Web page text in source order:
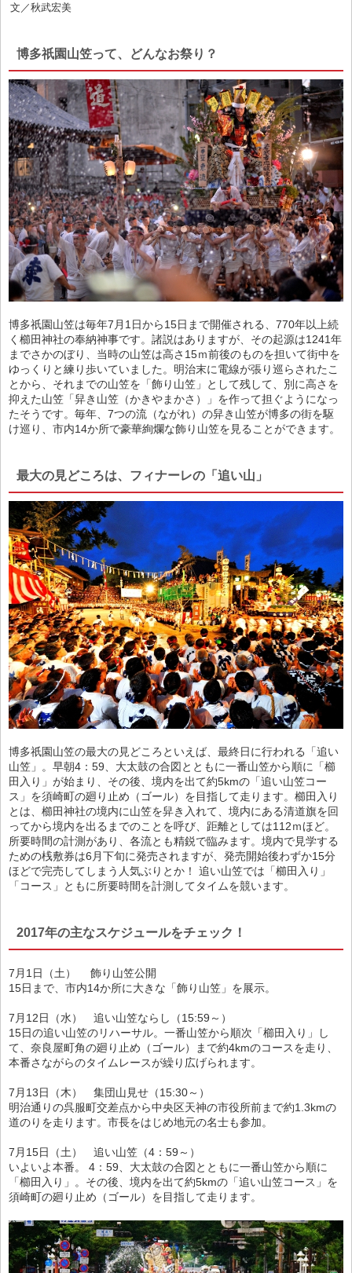
文／秋武宏美
博多祇園山笠って、どんなお祭り？
博多祇園山笠は毎年7月1日から15日まで開催される、770年以上続
く櫛田神社の奉納神事です。諸説はありますが、その起源は1241年
までさかのぼり、当時の山笠は高さ15ｍ前後のものを担いて街中を
ゆっくりと練り歩いていました。明治末に電線が張り巡らされたこ
とから、それまでの山笠を「飾り山笠」として残して、別に高さを
抑えた山笠「舁き山笠（かきやまかさ）」を作って担ぐようになっ
たそうです。毎年、7つの流（ながれ）の舁き山笠が博多の街を駆
け巡り、市内14か所で豪華絢爛な飾り山笠を見ることができます。
最大の見どころは、フィナーレの「追い山」
博多祇園山笠の最大の見どころといえば、最終日に行われる「追い
山笠」。早朝4：59、大太鼓の合図とともに一番山笠から順に「櫛
田入り」が始まり、その後、境内を出て約5kmの「追い山笠コー
ス」を須崎町の廻り止め（ゴール）を目指して走ります。櫛田入り
とは、櫛田神社の境内に山笠を舁き入れて、境内にある清道旗を回
ってから境内を出るまでのことを呼び、距離としては112ｍほど。
所要時間の計測があり、各流とも精鋭で臨みます。境内で見学する
ための桟敷券は6月下旬に発売されますが、発売開始後わずか15分
ほどで完売してしまう人気ぶりとか！ 追い山笠では「櫛田入り」
「コース」ともに所要時間を計測してタイムを競います。
2017年の主なスケジュールをチェック！
7月1日（土） 飾り山笠公開
15日まで、市内14か所に大きな「飾り山笠」を展示。
7月12日（水） 追い山笠ならし（15:59～）
15日の追い山笠のリハーサル。一番山笠から順次「櫛田入り」し
て、奈良屋町角の廻り止め（ゴール）まで約4kmのコースを走り、
本番さながらのタイムレースが繰り広げられます。
7月13日（木） 集団山見せ（15:30～）
明治通りの呉服町交差点から中央区天神の市役所前まで約1.3kmの
道のりを走ります。市長をはじめ地元の名士も参加。
7月15日（土） 追い山笠（4：59～）
いよいよ本番。 4：59、大太鼓の合図とともに一番山笠から順に
「櫛田入り」。その後、境内を出て約5kmの「追い山笠コース」を
須崎町の廻り止め（ゴール）を目指して走ります。